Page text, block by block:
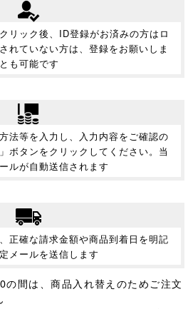
リック後、ID登録がお済みの方はロ
れていない方は、登録をお願いしま
も可能です
法等を入力し、入力内容をご確認の
ボタンをクリックしてください。当
ルが自動送信されます
正確な請求金額や商品到着日を明記
メールを送信します
間は、商品入れ替えのためご注文